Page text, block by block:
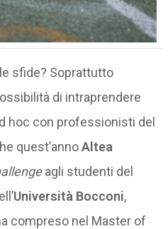
sfide? Soprattutto
di intraprendere
hoc con professionisti del
quest’annoAltea
agli studenti del
Università Bocconi,
compreso nel Master of